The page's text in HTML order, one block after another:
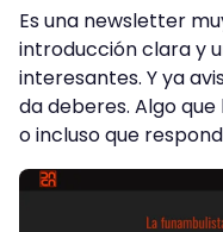
Es una newsletter
introducción clara y
interesantes. Y ya
da deberes. Algo
o incluso que